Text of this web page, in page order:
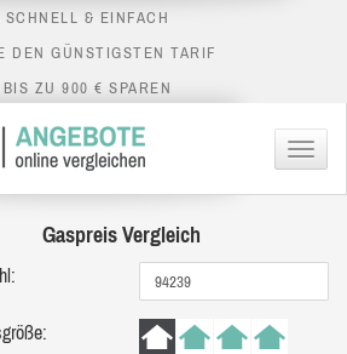
SCHNELL & EINFACH
DEN GÜNSTIGSTEN TARIF
BIS ZU 900 € SPAREN
Menü
Gaspreis Vergleich